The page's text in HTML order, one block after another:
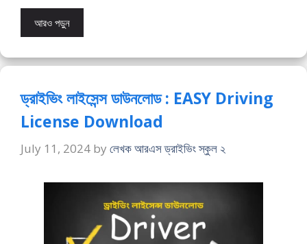
আরও পড়ুন
ড্রাইভিং লাইসেন্স ডাউনলোড : EASY Driving
License Download
July 11, 2024 by লেখক আরএস ড্রাইভিং স্কুল ২